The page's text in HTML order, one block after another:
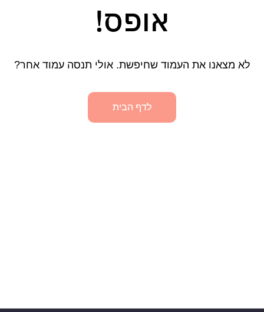
אופס!
לא מצאנו את העמוד שחיפשת. אולי תנסה עמוד אחר?
לדף הבית